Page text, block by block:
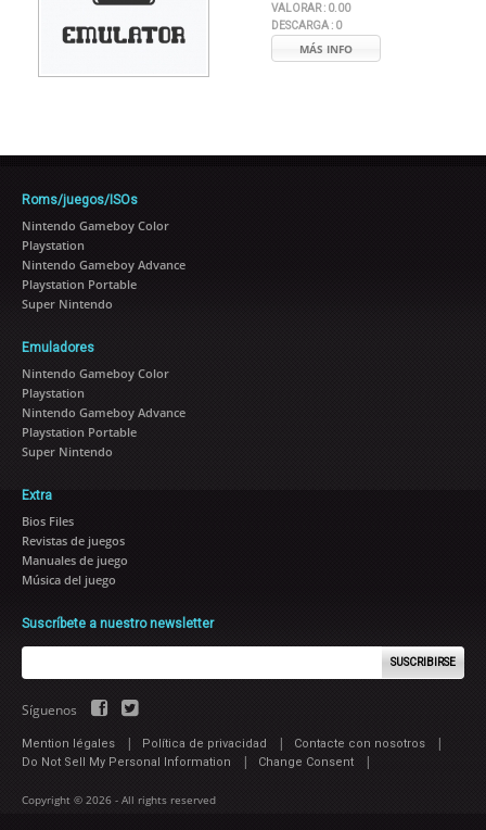
VALORAR : 0.00
DESCARGA : 0
MÁS INFO
Roms/juegos/ISOs
Nintendo Gameboy Color
Playstation
Nintendo Gameboy Advance
Playstation Portable
Super Nintendo
Emuladores
Nintendo Gameboy Color
Playstation
Nintendo Gameboy Advance
Playstation Portable
Super Nintendo
Extra
Bios Files
Revistas de juegos
Manuales de juego
Música del juego
Suscríbete a nuestro newsletter
SUSCRIBIRSE
Síguenos
Mention légales | Política de privacidad | Contacte con nosotros |
Do Not Sell My Personal Information | Change Consent |
Copyright © 2026 - All rights reserved